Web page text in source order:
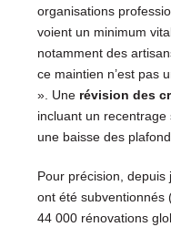
organisations
voient un minimum
notamment des
ce maintien n’est pas
». Une révision des
incluant un recentrage
une baisse des
Pour précision,
ont été subventionnés
44 000 rénovations